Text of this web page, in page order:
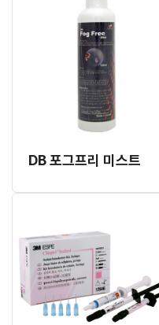
DB 포그프리 미스트